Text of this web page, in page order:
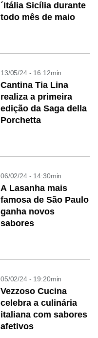
´Itália Sicília durante
todo mês de maio
13/05/24 - 16:12min
Cantina Tia Lina
realiza a primeira
edição da Saga della
Porchetta
06/02/24 - 14:30min
A Lasanha mais
famosa de São Paulo
ganha novos
sabores
05/02/24 - 19:20min
Vezzoso Cucina
celebra a culinária
italiana com sabores
afetivos